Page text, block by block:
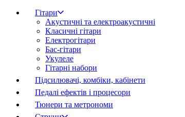
Гітари
Акустичні та електроакустичні
Класичні гітари
Електрогітари
Бас-гітари
Укулеле
Гітарні набори
Підсилювачі, комбіки, кабінети
Педалі ефектів і процесори
Тюнери та метрономи